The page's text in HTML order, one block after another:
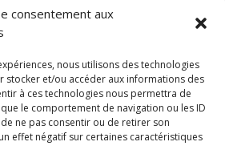
consentement aux
nous utilisons des technologies
stocker et/ou accéder aux informations des
à ces technologies nous permettra de
le comportement de navigation ou les ID
ne pas consentir ou de retirer son
effet négatif sur certaines caractéristiques